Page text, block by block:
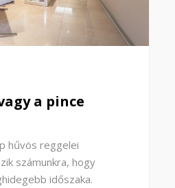
a pince
hűvös reggelei
számunkra, hogy
időszaka.